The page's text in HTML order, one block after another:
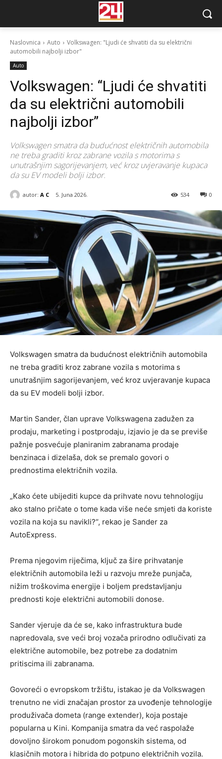
Naslovnica Auto
Volkswagen: "Ljudi će shvatiti da su električni
automobili najbolji izbor"
Auto
Volkswagen: “Ljudi će shvatiti
da su električni automobili
najbolji izbor”
Volkswagen smatra da budućnost električnih automobila
ne treba graditi kroz zabrane vozila s motorima s
unutrašnjim sagorijevanjem, već kroz uvjeravanje kupaca
da su EV modeli bolji izbor.
autor: A C 5. Juna 2026. 0
534
Volkswagen smatra da budućnost električnih automobila
ne treba graditi kroz zabrane vozila s motorima s
unutrašnjim sagorijevanjem, već kroz uvjeravanje kupaca
da su EV modeli bolji izbor.
Martin Sander, član uprave Volkswagena zadužen za
prodaju, marketing i postprodaju, izjavio je da se previše
pažnje posvećuje planiranim zabranama prodaje
benzinaca i dizelaša, dok se premalo govori o
prednostima električnih vozila.
„Kako ćete ubijediti kupce da prihvate novu tehnologiju
ako stalno pričate o tome kada više neće smjeti da koriste
vozila na koja su navikli?“, rekao je Sander za
AutoExpress.
Prema njegovim riječima, ključ za šire prihvatanje
električnih automobila leži u razvoju mreže punjača,
nižim troškovima energije i boljem predstavljanju
prednosti koje električni automobili donose.
Sander vjeruje da će se, kako infrastruktura bude
napredovala, sve veći broj vozača prirodno odlučivati za
električne automobile, bez potrebe za dodatnim
pritiscima ili zabranama.
Govoreći o evropskom tržištu, istakao je da Volkswagen
trenutno ne vidi značajan prostor za uvođenje tehnologije
produživača dometa (range extender), koja postaje
popularna u Kini. Kompanija smatra da već raspolaže
dovoljno širokom ponudom pogonskih sistema, od
klasičnih motora i hibrida do potpuno električnih vozila.